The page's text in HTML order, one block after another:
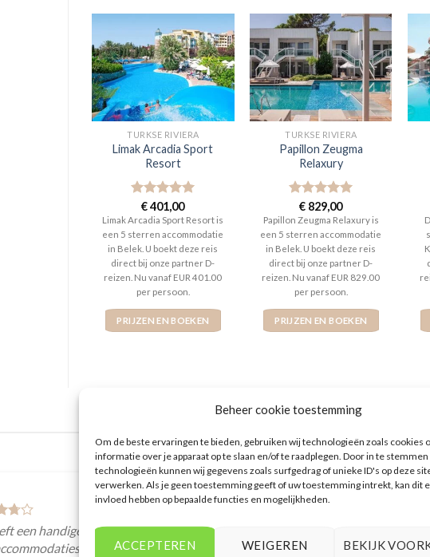
Beheer cookie toestemming
Om de beste ervaringen te bieden, gebruiken wij technologieën zoals cookies
informatie over je apparaat op te slaan en/of te raadplegen. Door in te
technologieën kunnen wij gegevens zoals surfgedrag of unieke ID's op deze
verwerken. Als je geen toestemming geeft of uw toestemming intrekt, kan dit
invloed hebben op bepaalde functies en mogelijkheden.
ACCEPTEREN WEIGEREN BEKIJK
TURKSE RIVIERA
Limak Arcadia Sport
Resort
Gewaardeerd
5uit 5
€401,00
Limak Arcadia Sport Resort is
een 5 sterren accommodatie
in Belek. U boekt deze reis
direct bij onze partner D-
reizen. Nu vanaf EUR 401.00
per persoon.
PRIJZEN EN BOEKEN
TURKSE RIVIERA
Papillon Zeugma
Relaxury
Gewaardeerd
5uit 5
€ 829,00
Papillon Zeugma Relaxury is
een 5 sterren accommodatie
in Belek. U boekt deze reis
direct bij onze partner D-
reizen. Nu vanaf EUR 829.00
per persoon.
PRIJZEN EN BOEKEN
een handige
met
Het aanbod van accommodaties op
vakantieall-inclusive.nl is erg goed. Van